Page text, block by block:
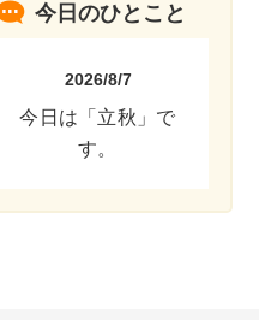
今日のひとこと
2026/8/7
今日は「立秋」で
す。